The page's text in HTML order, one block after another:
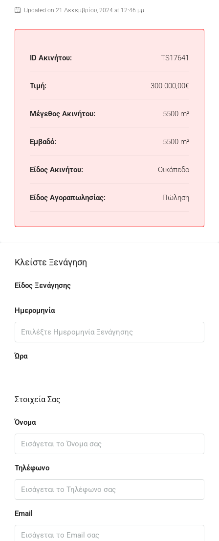
Updated on 21 Δεκεμβρίου, 2024 at 12:46 μμ
ID Ακινήτου: TS17641
Τιμή: 300.000,00€
Μέγεθος Ακινήτου: 5500 m²
Εμβαδό: 5500 m²
Είδος Ακινήτου: Οικόπεδο
Είδος Αγοραπωλησίας: Πώληση
Κλείστε Ξενάγηση
Είδος Ξενάγησης
Ημερομηνία
Ώρα
Στοιχεία Σας
Όνομα
Τηλέφωνο
Email